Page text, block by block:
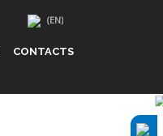
CONTACTS